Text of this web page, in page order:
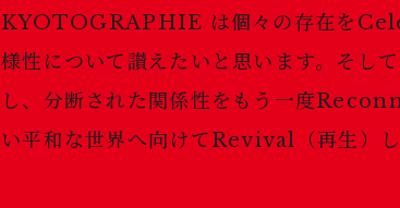
KYOTOGRAPHIE は個々の存在を
様性について讃えたいと思います。そし
し、分断された関係性をもう一度
い平和な世界へ向けてRevival（再生）し